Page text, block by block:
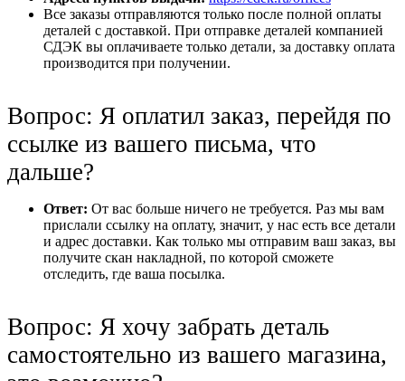
Все заказы отправляются только после полной оплаты
деталей с доставкой. При отправке деталей компанией
СДЭК вы оплачиваете только детали, за доставку оплата
производится при получении.
Вопрос: Я оплатил заказ, перейдя по
ссылке из вашего письма, что
дальше?
Ответ: От вас больше ничего не требуется. Раз мы вам
прислали ссылку на оплату, значит, у нас есть все детали
и адрес доставки. Как только мы отправим ваш заказ, вы
получите скан накладной, по которой сможете
отследить, где ваша посылка.
Вопрос: Я хочу забрать деталь
самостоятельно из вашего магазина,